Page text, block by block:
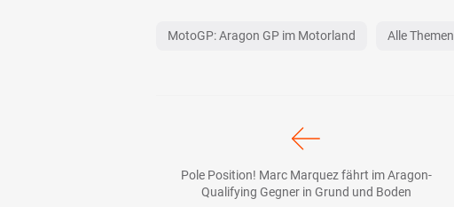
MotoGP: Aragon GP im Motorland Alle Themen
Pole Position! Marc Marquez fährt im Aragon-
Qualifying Gegner in Grund und Boden